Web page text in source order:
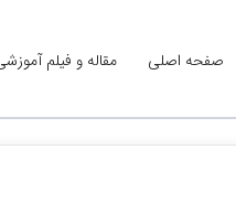
صفحه اصلی مقاله و فیلم